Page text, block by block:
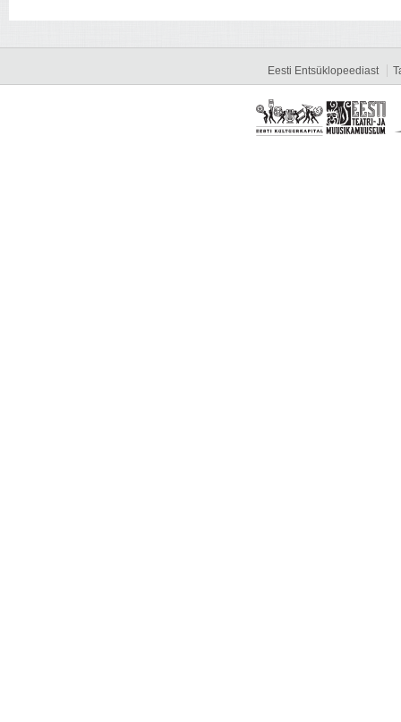
Eesti Entsüklopeediast